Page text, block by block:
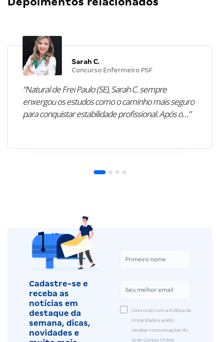
Sarah C.
Concurso Enfermeiro PSF
“Natural de Frei Paulo (SE), Sarah C. sempre
enxergou os estudos como o caminho mais seguro
para conquistar estabilidade profissional. Após o…”
Cadastre-se e
receba as
notícias em
destaque da
semana, dicas,
novidades e
Concordo com a Política de
Privacidade e aceito
receber comunicações do
Gran Cursos Online.